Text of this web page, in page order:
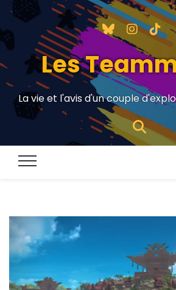
Les
La vie et l'avis d'un couple